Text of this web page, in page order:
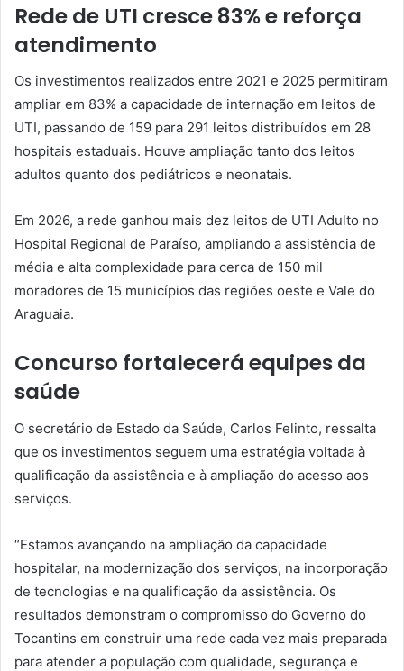
Rede de UTI cresce 83% e reforça
atendimento
Os investimentos realizados entre 2021 e 2025 permitiram
ampliar em 83% a capacidade de internação em leitos de
UTI, passando de 159 para 291 leitos distribuídos em 28
hospitais estaduais. Houve ampliação tanto dos leitos
adultos quanto dos pediátricos e neonatais.
Em 2026, a rede ganhou mais dez leitos de UTI Adulto no
Hospital Regional de Paraíso, ampliando a assistência de
média e alta complexidade para cerca de 150 mil
moradores de 15 municípios das regiões oeste e Vale do
Araguaia.
Concurso fortalecerá equipes da
saúde
O secretário de Estado da Saúde, Carlos Felinto, ressalta
que os investimentos seguem uma estratégia voltada à
qualificação da assistência e à ampliação do acesso aos
serviços.
“Estamos avançando na ampliação da capacidade
hospitalar, na modernização dos serviços, na incorporação
de tecnologias e na qualificação da assistência. Os
resultados demonstram o compromisso do Governo do
Tocantins em construir uma rede cada vez mais preparada
para atender a população com qualidade, segurança e